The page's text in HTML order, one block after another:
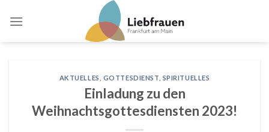
AKTUELLES GOTTESDIENST SPIRITUELLES
Einladung zu den
Weihnachtsgottesdiensten 2023!